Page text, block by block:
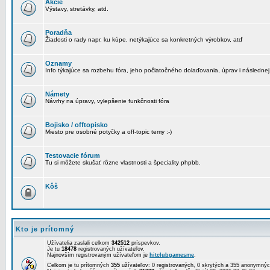
Akcie
Výstavy, stretávky, atd.
Poradňa
Žiadosti o rady napr. ku kúpe, netýkajúce sa konkretných výrobkov, atď
Oznamy
Info týkajúce sa rozbehu fóra, jeho počiatočného dolaďovania, úprav i následnej
Námety
Návrhy na úpravy, vylepšenie funkčnosti fóra
Bojisko / offtopisko
Miesto pre osobné potyčky a off-topic temy :-)
Testovacie fórum
Tu si môžete skušať rôzne vlastnosti a špeciality phpbb.
Kôš
Kto je prítomný
Užívatelia zaslali celkom 342512 príspevkov.
Je tu 18478 registrovaných užívateľov.
Najnovším registrovaným užívateľom je hitclubgamesme.
Celkom je tu prítomných 355 užívateľov: 0 registrovaných, 0 skrytých a 355